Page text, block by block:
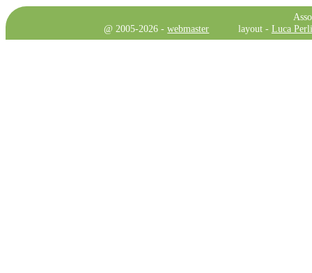
@ 2005-2026 -webmaster layout - Luca